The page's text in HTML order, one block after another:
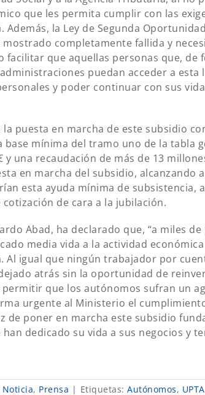
que les permita cumplir con las
la Ley de Segunda
completamente fallida y
facilitar que aquellas personas que,
puedan acceder a esta
y poder continuar con sus
la puesta en marcha de este subsidio
base mínima del tramo uno de la tabla
y una recaudación de más de 13
en marcha del subsidio, alcanzando
esta ayuda mínima de subsistencia,
de cara a la jubilación.
Abad, ha declarado que, “a miles
media vida a la actividad
Al igual que ningún trabajador por
atrás sin la oportunidad de
que los autónomos sufran un
urgente al Ministerio el
de poner en marcha este subsidio
dedicado su vida a sus negocios y
Noticia, Prensa | Etiquetas: Autónomos, UPTA